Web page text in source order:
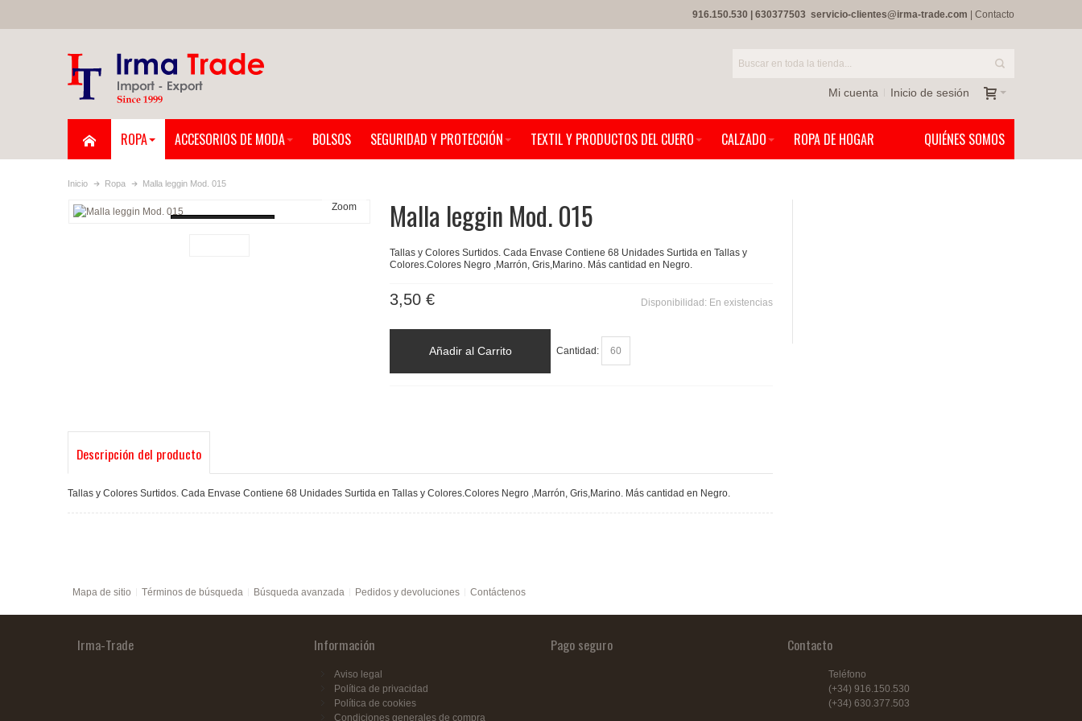
916.150.530 630377503 servicio-clientes@irma-trade.com Contacto
Mi cuenta Inicio de sesión
ROPA ACCESORIOS DE MODA BOLSOS SEGURIDAD Y PROTECCIÓN TEXTIL Y PRODUCTOS DEL CUERO CALZADO ROPA DE HOGAR QUIÉNES SOMOS
Inicio Ropa Malla leggin Mod. 015
Zoom Malla leggin Mod. 015
Tallas y Colores Surtidos. Cada Envase Contiene 68 Unidades Surtida en Tallas y
Colores.Colores Negro ,Marrón, Gris,Marino. Más cantidad en Negro.
Disponibilidad: En existencias
3,50 €
Cantidad:
Añadir al Carrito
Descripción del producto
Tallas y Colores Surtidos. Cada Envase Contiene 68 Unidades Surtida en Tallas y Colores.Colores Negro ,Marrón, Gris,Marino. Más cantidad en Negro.
Mapa de sitio Términos de búsqueda Búsqueda avanzada Pedidos y devoluciones Contáctenos
Irma-Trade Información
Aviso legal
Política de privacidad
Política de cookies
Condiciones generales de compra
Pago seguro Contacto
Teléfono
(+34) 916.150.530
(+34) 630.377.503